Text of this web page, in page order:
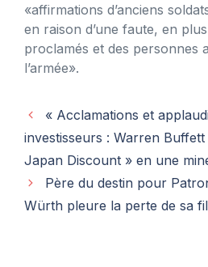
«affirmations d’anciens
en raison d’une faute, en
proclamés et des personnes
l’armée».
« Acclamations et
investisseurs : Warren
Japan Discount » en une
Père du destin pour
Würth pleure la perte de sa